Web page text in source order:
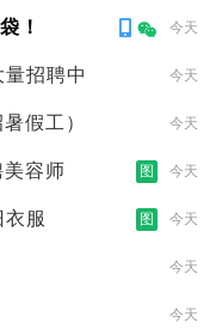
！ 今天
招聘中 今天
假工） 今天
容师 图 今天
服 图 今天
今天
今天